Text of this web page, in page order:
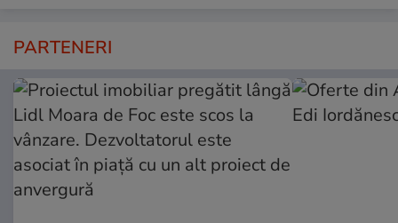
PARTENERI